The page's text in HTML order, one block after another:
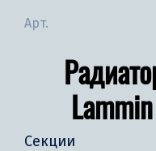
Арт.
Секции